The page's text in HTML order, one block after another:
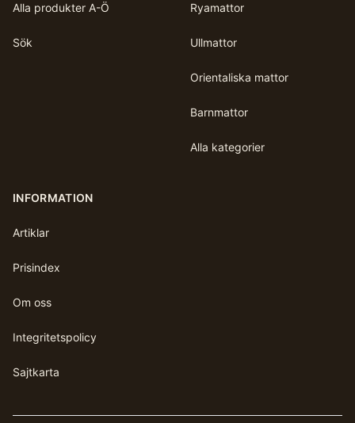
Alla produkter A-Ö
Sök
Ryamattor
Ullmattor
Orientaliska mattor
Barnmattor
Alla kategorier
INFORMATION
Artiklar
Prisindex
Om oss
Integritetspolicy
Sajtkarta